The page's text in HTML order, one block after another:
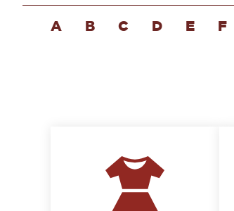
A B C D E F